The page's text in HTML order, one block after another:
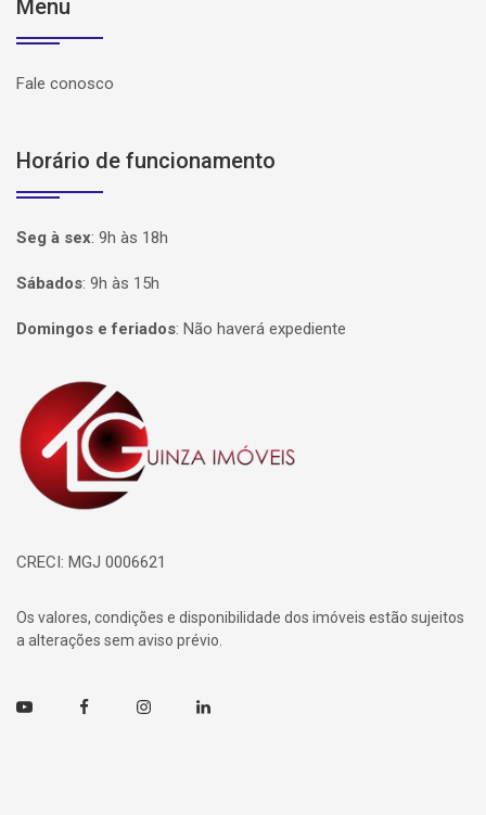
Menu
Fale conosco
Horário de funcionamento
Seg à sex: 9h às 18h
Sábados: 9h às 15h
Domingos e feriados: Não haverá expediente
Página inicial
CRECI: MGJ 0006621
Os valores, condições e disponibilidade dos imóveis estão sujeitos
a alterações sem aviso prévio.
Youtube FacebookInstagramLinkedin